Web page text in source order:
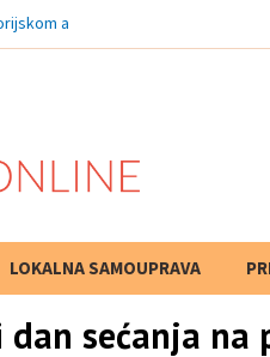
arhivu Pirot odobre
LOKALNA SAMOUPRAVA
PRETRAGA
sećanja na